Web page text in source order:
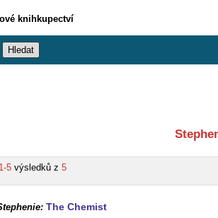
knihkupectví
1-5 výsledků z 5
The Chemist